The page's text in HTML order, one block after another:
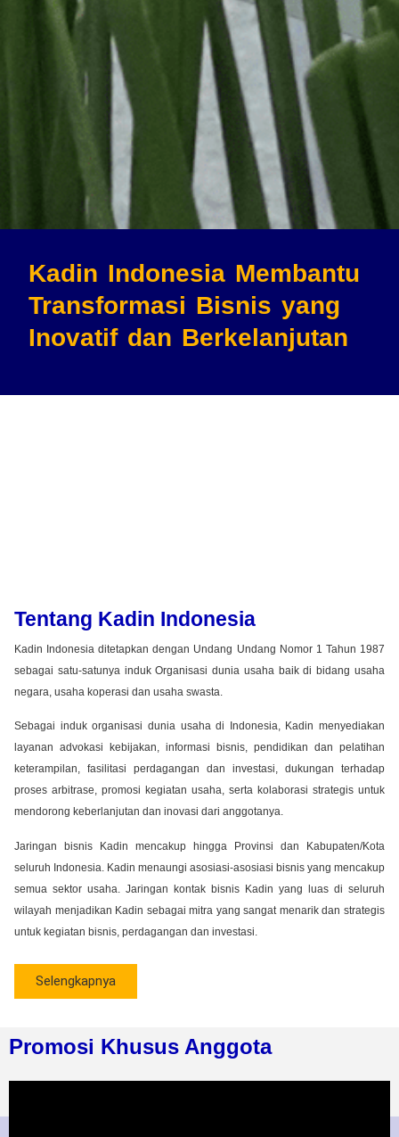
Kadin Indonesia Membantu
Transformasi Bisnis yang
Inovatif dan Berkelanjutan
Tentang Kadin Indonesia
Kadin Indonesia ditetapkan dengan Undang Undang Nomor 1 Tahun 1987
sebagai satu-satunya induk Organisasi dunia usaha baik di bidang usaha
negara, usaha koperasi dan usaha swasta.
Sebagai induk organisasi dunia usaha di Indonesia, Kadin menyediakan
layanan advokasi kebijakan, informasi bisnis, pendidikan dan pelatihan
keterampilan, fasilitasi perdagangan dan investasi, dukungan terhadap
proses arbitrase, promosi kegiatan usaha, serta kolaborasi strategis untuk
mendorong keberlanjutan dan inovasi dari anggotanya.
Jaringan bisnis Kadin mencakup hingga Provinsi dan Kabupaten/Kota
seluruh Indonesia. Kadin menaungi asosiasi-asosiasi bisnis yang mencakup
semua sektor usaha. Jaringan kontak bisnis Kadin yang luas di seluruh
wilayah menjadikan Kadin sebagai mitra yang sangat menarik dan strategis
untuk kegiatan bisnis, perdagangan dan investasi.
Selengkapnya
Promosi Khusus Anggota